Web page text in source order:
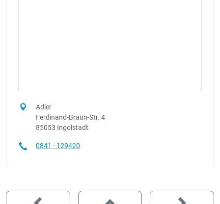
Adler
Ferdinand-Braun-Str. 4
85053 Ingolstadt
0841 - 129420